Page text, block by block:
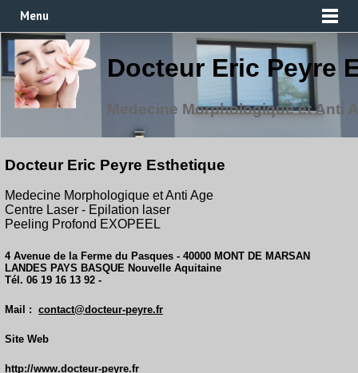
Menu
Docteur Eric Peyre
Medecine Morphologique et Anti
Docteur Eric Peyre Esthetique
Medecine Morphologique et Anti Age
Centre Laser - Epilation laser
Peeling Profond EXOPEEL
4 Avenue de la Ferme du Pasques - 40000 MONT DE MARSAN
LANDES PAYS BASQUE Nouvelle Aquitaine
Tél. 06 19 16 13 92 -
Mail : contact@docteur-peyre.fr
Site Web
http://www.docteur-peyre.fr